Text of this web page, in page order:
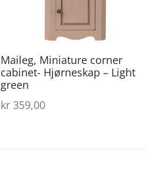
Maileg, Miniature corner
cabinet- Hjørneskap – Light
green
kr 359,00